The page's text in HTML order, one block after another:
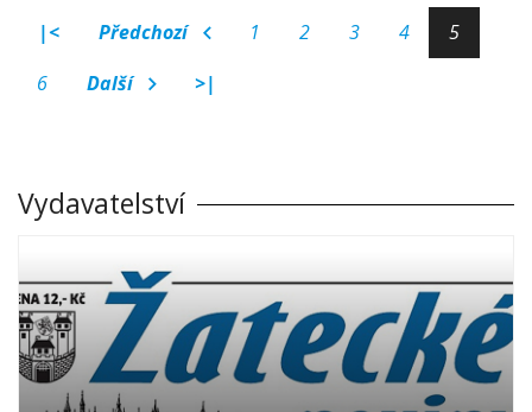
|< Předchozí 1 2 3 4
5
6
Další >|
Vydavatelství